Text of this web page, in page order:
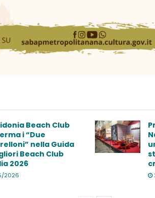
Beach Club
i “Due
nella Guida
Beach Club
2026
2026